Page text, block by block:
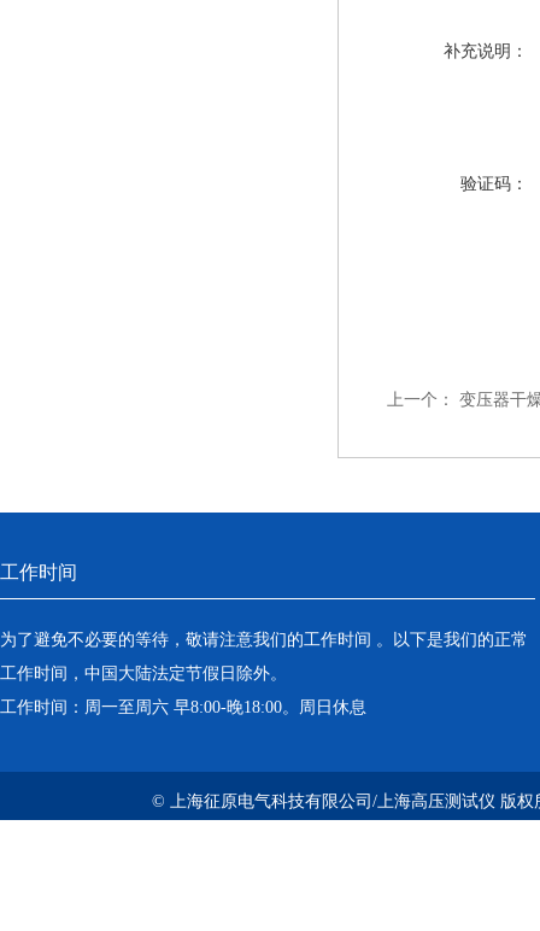
补充说明：
验证码：
上一个： 变压器干
工作时间
为了避免不必要的等待，敬请注意我们的工作时间 。以下是我们的正常
工作时间，中国大陆法定节假日除外。
工作时间：周一至周六 早8:00-晚18:00。周日休息
© 上海征原电气科技有限公司/上海高压测试仪 版权